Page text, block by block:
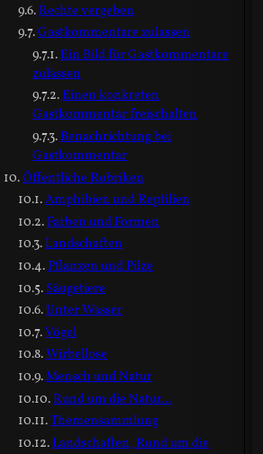
Rechte vergeben
Gastkommentare zulassen
Ein Bild für Gastkommentare
zulassen
Einen konkreten
Gastkommentar freischalten
Benachrichtung bei
Gastkommentar
Öffentliche Rubriken
Amphibien und Reptilien
Farben und Formen
Landschaften
Pflanzen und Pilze
Säugetiere
Unter Wasser
Vögel
Wirbellose
Mensch und Natur
Rund um die Natur...
Themensammlung
Landschaften, Rund um die